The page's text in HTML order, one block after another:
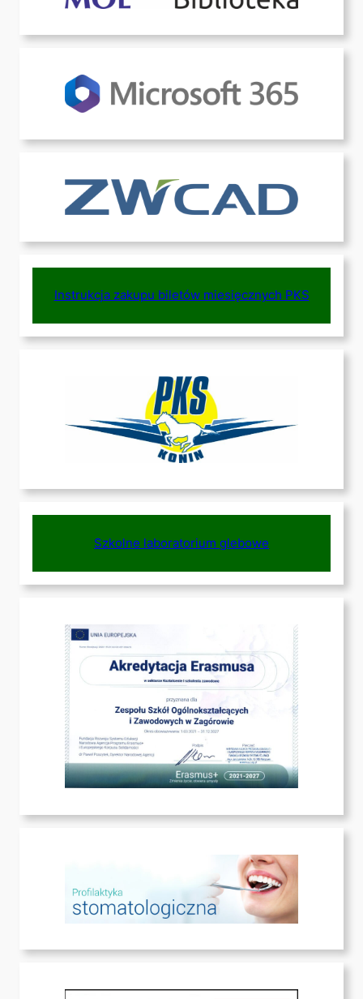
Instrukcja zakupu biletów miesięcznych PKS
Szkolne laboratorium glebowe